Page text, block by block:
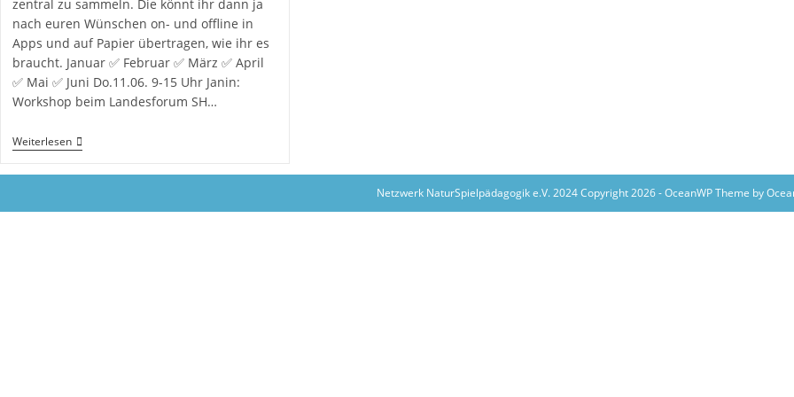
zentral zu sammeln. Die könnt ihr dann ja
nach euren Wünschen on- und offline in
Apps und auf Papier übertragen, wie ihr es
braucht. Januar ✅ Februar ✅ März ✅ April
✅ Mai ✅ Juni Do.11.06. 9-15 Uhr Janin:
Workshop beim Landesforum SH…
WeiterlesenGeschützt:
Terminübersicht
Netzwerk NaturSpielpädagogik e.V. 2024 Copyright 2026 - OceanWP Theme by